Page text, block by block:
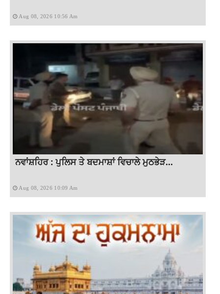
Aug 08, 2026 10:56 Am
ਨਵਾਂਸ਼ਹਿਰ : ਪੁਲਿਸ ਤੇ ਬਦਮਾਸ਼ਾਂ ਵਿਚਾਲੇ ਮੁਠਭੇੜ...
Aug 08, 2026 10:09 Am